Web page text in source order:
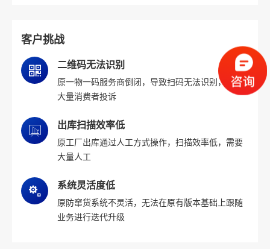
客户挑战
二维码无法识别
原一物一码服务商倒闭，导致扫码无法识别，引发
大量消费者投诉
出库扫描效率低
原工厂出库通过人工方式操作，扫描效率低，需要
大量人工
系统灵活度低
原防窜货系统不灵活，无法在原有版本基础上跟随
业务进行迭代升级